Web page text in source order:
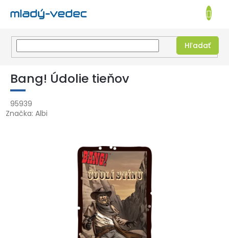
Prejsť
obsah
EUR
Hľadať
KOŠÍK
Bang! Údolie tieňov
95939
Značka: Albi